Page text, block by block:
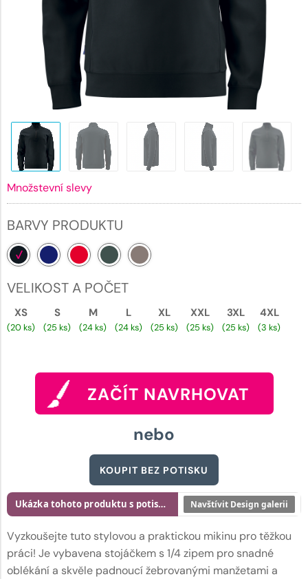
Množstevní slevy
BARVY PRODUKTU
VELIKOST A POČET
XS
(20 ks)
S
(25 ks)
M
(24 ks)
L
(24 ks)
XL
(25 ks)
XXL
(25 ks)
3XL
(25 ks)
4XL
(3 ks)
ZAČÍT NAVRHOVAT
nebo
KOUPIT BEZ POTISKU
Vyzkoušejte tuto stylovou a praktickou mikinu pro těžkou
práci! Je vybavena stojáčkem s 1/4 zipem pro snadné
oblékání a skvěle padnoucí žebrovanými manžetami a
Ukázka tohoto produktu s potiskem Navštívit Design galerii